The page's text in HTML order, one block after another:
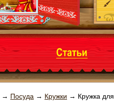
→ Посуда → Кружки → Кружка